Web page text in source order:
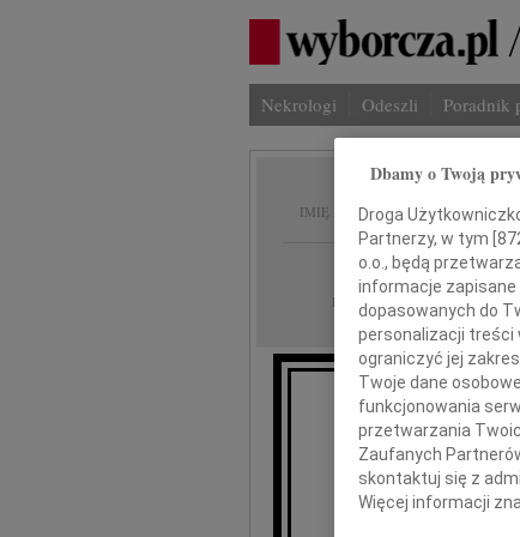
Nekrologi Odeszli Poradnik
IMIĘ I NAZWISKO:
REGION: Kraków
DATA EMISJI: 21.05.2011
Dbamy o Twoją
Droga
Partnerzy, w tym [
o.o., będą
informacje
dopasowanych do
personalizacji treści
ograniczyć jej
Twoje dane
funkcjonowania
przetwarzania
Zaufanych
skontaktuj się z
Więcej informacji